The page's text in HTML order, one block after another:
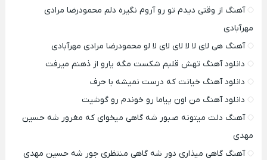
آهنگ از وقتی دیدم تو رو آروم نگیره دلم محمودرضا مرادی
مهرآبادی
آهنگ هی لای لا لا لای لای لا لو محمودرضا مرادی مهرآبادی
دانلود آهنگ تهش قلبم شکست مگه یارو از ذهنم میرفت
دانلود آهنگ خیانت که درست نمیشه با حرف
دانلود آهنگ من اون پیاما رو خوندم رو گوشیت
آهنگ دلت میتونه صبور شه گاهی میخوای که مغرور شه حسین
مهدی
آهنگ گاهی میذاری دور شه گاهی منتظری جور شه حسین مهدی